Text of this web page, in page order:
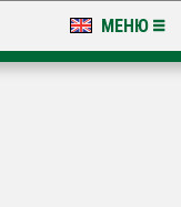
МЕНЮ